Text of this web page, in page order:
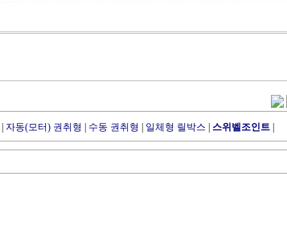
자동(모터) 권취형 수동 권취형 일체형 릴박스 스위벨조인트